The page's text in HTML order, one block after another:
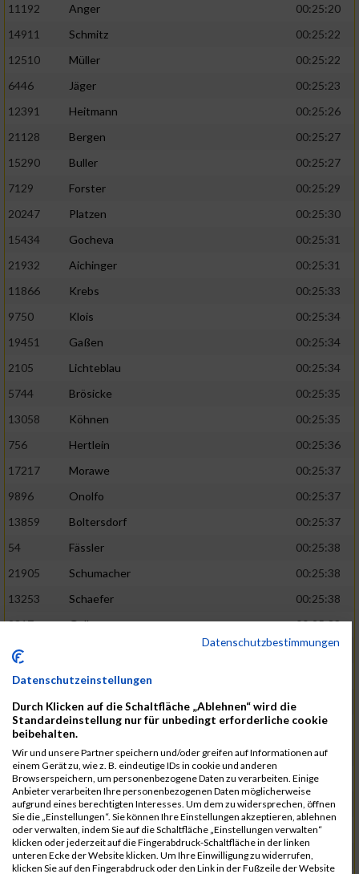
11192
Anger
00:25:20
14911
Schmitz
00:25:22
12510
Müller
00:25:22
6446
Jäger
00:25:23
12391
Heitmann
00:25:26
21128
Bergen
00:25:27
15290
Buller
00:25:27
7129
Forster
00:25:29
20247
Platzen
00:25:30
15434
Gocheva
00:25:31
21932
Aichinger
00:25:31
11866
Krebs
00:25:33
9750
Klois
00:25:34
19451
Gaßen
00:25:34
2105
Lichteblau
00:25:34
5744
Brösicke
00:25:35
13058
Köhnen
00:25:35
756
Hertlein
00:25:36
17217
Morawe
00:25:37
9896
Onolfo
00:25:37
13859
Boltersdorf
00:25:37
54
Fässler
00:25:38
21905
Schumacher
00:25:38
13253
Schaefer
00:25:38
2317
Golbar
00:25:38
5561
00:25:38
12006
Laudien
9273
Nicotra
7717
Lades
00:25:38
15581
Adamczak
00:25:38
3162
Heilig
00:25:39
3107
Schork
00:25:40
5888
Regneri
00:25:41
8971
Bien 00:25:42
Datenschutzbestimmungen
Datenschutzeinstellungen
Durch Klicken auf die Schaltfläche „Ablehnen“ wird die
Standardeinstellung nur für unbedingt erforderliche cookie
beibehalten.
Wir und unsere Partner speichern und/oder greifen auf Informationen auf
einem Gerät zu, wie z. B. eindeutige IDs in cookie und anderen
Browserspeichern, um personenbezogene Daten zu verarbeiten. Einige
Anbieter verarbeiten Ihre personenbezogenen Daten möglicherweise
aufgrund eines berechtigten Interesses. Um dem zu widersprechen, öffnen
Sie die „Einstellungen“. Sie können Ihre Einstellungen akzeptieren, ablehnen
oder verwalten, indem Sie auf die Schaltfläche „Einstellungen verwalten“
klicken oder jederzeit auf die Fingerabdruck-Schaltfläche in der linken
unteren Ecke der Website klicken. Um Ihre Einwilligung zu widerrufen,
klicken Sie auf den Fingerabdruck oder den Link in der Fußzeile der Website